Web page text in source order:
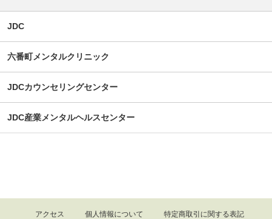
JDC
六番町メンタルクリニック
JDCカウンセリングセンター
JDC産業メンタルヘルスセンター
アクセス 個人情報について 特定商取引に関する表記